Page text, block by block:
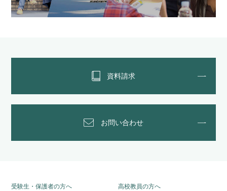
資料請求
お問い合わせ
受験生・保護者の方へ 高校教員の方へ